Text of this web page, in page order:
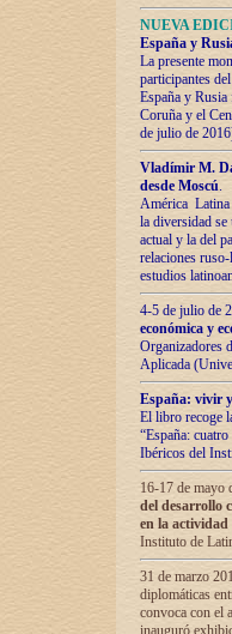
NUEVA
España y
La presente
participantes
España y
Coruña y el
de julio de
Vladímir М.
desde Moscú.
América Latina
la diversidad
actual у lа del
relaciones
estudios
4-5 de julio de
económica y
Organizadores
Aplicada
España: vivir
El libro recoge
“España:
Ibéricos del
16-17 de mayo
del desarrollo
en la
Instituto de
31 de marzo
diplomáticas
convoca con el
inauguró